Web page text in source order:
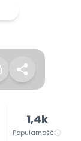
1,4k
Popularność